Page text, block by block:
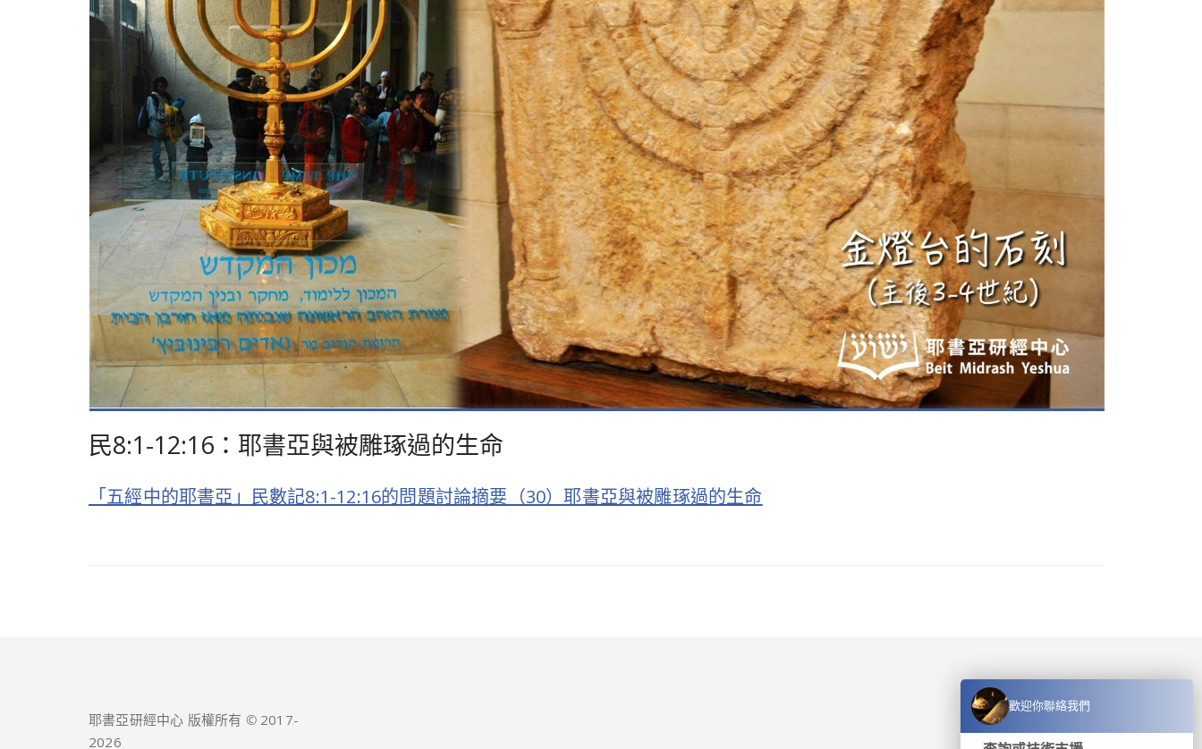
民8:1-12:16：耶書亞與被雕琢過的生命
「五經中的耶書亞」民數記8:1-12:16的問題討論摘要（30）耶書亞與被雕琢過的生命
耶書亞研經中心 版權所有 © 2017-
2026
歡迎你聯絡我們